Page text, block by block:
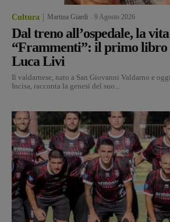
Cultura Martina Giardi 9 Agosto 2026
Dal treno all’ospedale, la
“Frammenti”: il primo libro
Luca Livi
Il valdarnese, nato a San Giovanni Valdarno e
Incisa, racconta la genesi del suo...